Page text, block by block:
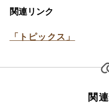
関連リンク
「トピックス」
関